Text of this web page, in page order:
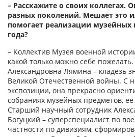
– Расскажите о своих коллегах.
разных поколений. Мешает это
помогает реализации музейных
года?
– Коллектив Музея военной
какой только можно себе
Александровна Лямина – кладезь
Великой Отечественной войны. С
экспозиции, она прекрасно
собраниях музейных предметов,
Старший научный сотрудник
Богуцкий – суперспециалист по
частности по дивизиям,